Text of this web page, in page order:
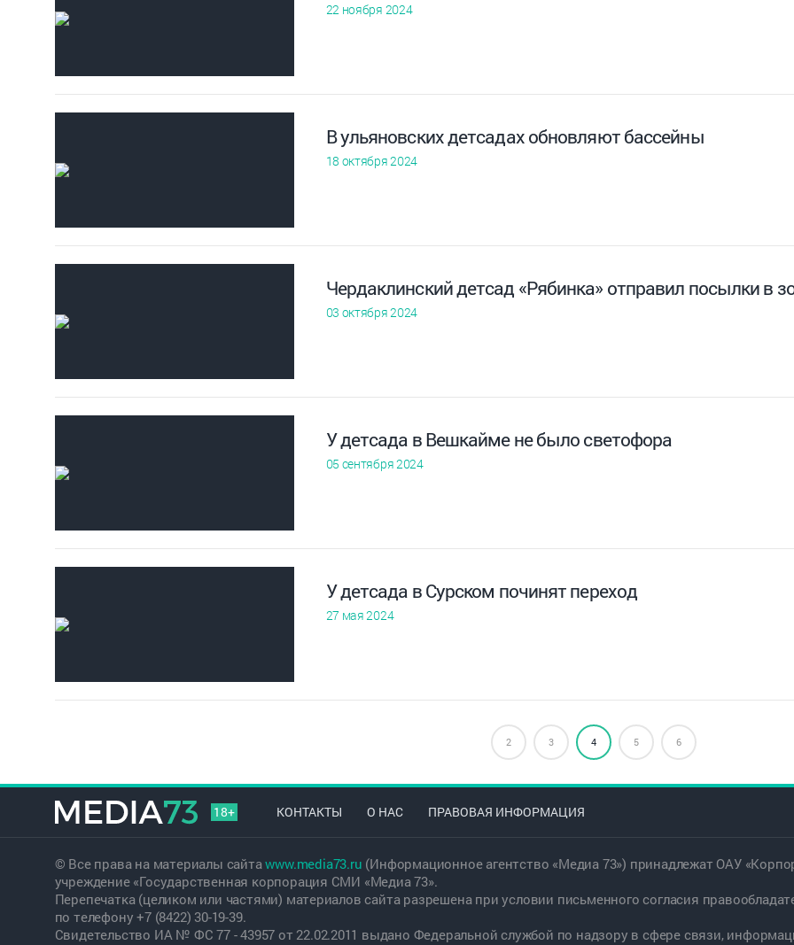
22 ноября 2024
В ульяновских детсадах обновляют бассейны
18 октября 2024
Чердаклинский детсад «Рябинка» отправил посылки в
03 октября 2024
У детсада в Вешкайме не было светофора
05 сентября 2024
У детсада в Сурском починят переход
27 мая 2024
2 3 4 5 6
18+ КОНТАКТЫ О НАС ПРАВОВАЯ ИНФОРМАЦИЯ
© Все права на материалы сайтаwww.media73.ru (Информационное агентство «Медиа 73») принадлежат ОАУ
учреждение «Государственная корпорация СМИ «Медиа 73».
Перепечатка (целиком или частями) материалов сайта разрешена при условии письменного согласия
по телефону +7 (8422) 30-19-39.
Свидетельство ИА № ФС 77 - 43957 от 22.02.2011 выдано Федеральной службой по надзору в сфере связи,